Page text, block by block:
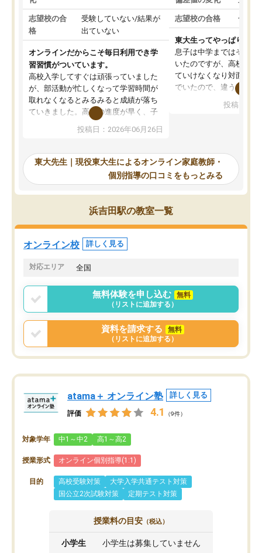
志望校の合
格
受験していない/結果が
出ていない
オンラインだからこそ毎日利用でき学
習習慣がついています。
高校入学してすぐは頑張っていました
が、部活動が忙しくなって学習時間が
取れなくなるとみるみると成績が落ち
ていきました。高校の進度が早く、子
供も家に帰って勉強の話すると嫌な反
応を示します。東大先生にお願いして
れるので、親としても安心です。毎日
使える自習室とかもあり、わからない
ところがあれば先生が回答してくれる
のも重宝しています。
投稿日：2026年06月26日
志望校の合格 合格
東大生ってやっぱりすご
息子は中学まではそこそ
いたのですが、高校に入
ていけなくなり対面の塾
でいたので、違うアプロ
で、当初は模試でD判定
自習室が毎日使えていつ
るのが心強かったよう
謝です。
投稿日：
東大先生｜現役東大生によるオンライン家庭教師・
個別指導の口コミをもっとみる
浜吉田駅の教室一覧
オンライン校 詳しく見る
対応エリア 全国
無料体験を申し込む
無料
（リストに追加する）
資料を請求する
無料
（リストに追加する）
atama＋ オンライン塾 詳しく見る
評価 4.1 （9件）
対象学年 中1～中2 高1～高2
授業形式 オンライン個別指導(1:1)
目的 高校受験対策
大学入学共通テスト対策
国公立2次試験対策
定期テスト対策
授業料の目安 （税込）
小学生 小学生は募集していません